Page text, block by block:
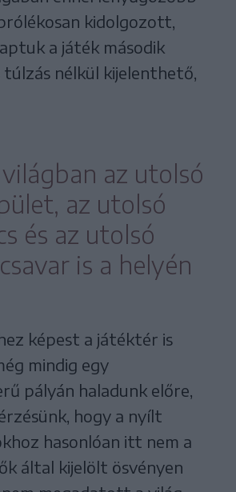
kidolgozott,
a játék második
túlzás nélkül kijelenthető,
az utolsó
az utolsó
és az utolsó
is a helyén
képest a játéktér is
mindig egy
pályán haladunk előre,
hogy a nyílt
hasonlóan itt nem a
által kijelölt ösvényen